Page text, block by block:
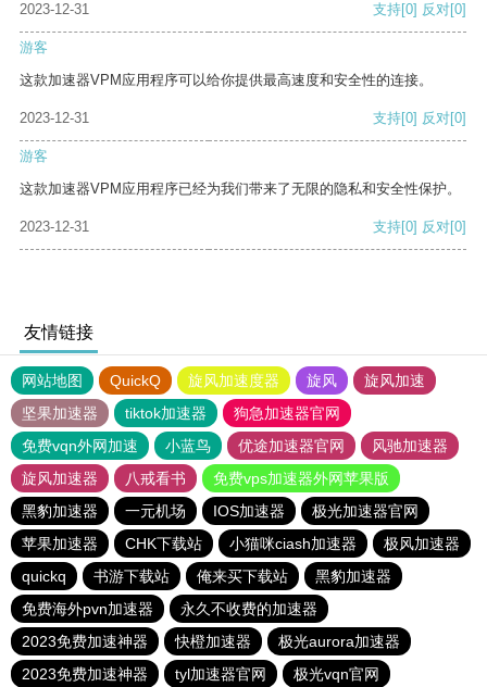
2023-12-31
支持[0] 反对[0]
游客
这款加速器VPM应用程序可以给你提供最高速度和安全性的连接。
2023-12-31 支持[0] 反对[0]
游客
这款加速器VPM应用程序已经为我们带来了无限的隐私和安全性保护。
2023-12-31 支持[0] 反对[0]
友情链接
网站地图 QuickQ 旋风加速度器 旋风
旋风加速
坚果加速器
tiktok加速器
狗急加速器官网
免费vqn外网加速
小蓝鸟 优途加速器官网
风驰加速器
旋风加速器
八戒看书
免费vps加速器外网苹果版
黑豹加速器
一元机场 IOS加速器
极光加速器官网
苹果加速器
CHK下载站 小猫咪ciash加速器
极风加速器
quickq
书游下载站 俺来买下载站
黑豹加速器
免费海外pvn加速器
永久不收费的加速器
2023免费加速神器
快橙加速器
极光aurora加速器
2023免费加速神器
tyl加速器官网 极光vqn官网